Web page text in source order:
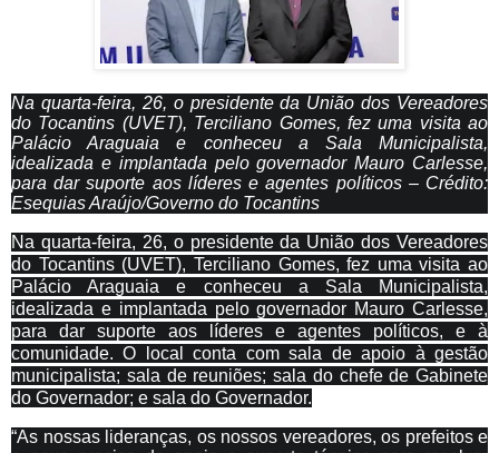
Na quarta-feira, 26, o presidente da União dos Vereadores
do Tocantins (UVET), Terciliano Gomes, fez uma visita ao
Palácio Araguaia e conheceu a Sala Municipalista,
idealizada e implantada pelo governador Mauro Carlesse,
para dar suporte aos líderes e agentes políticos – Crédito:
Esequias Araújo/Governo do Tocantins
Na quarta-feira, 26, o presidente da União dos Vereadores
do Tocantins (UVET), Terciliano Gomes, fez uma visita ao
Palácio Araguaia e conheceu a Sala Municipalista,
idealizada e implantada pelo governador Mauro Carlesse,
para dar suporte aos líderes e agentes políticos, e à
comunidade. O local conta com sala de apoio à gestão
municipalista; sala de reuniões; sala do chefe de Gabinete
do Governador; e sala do Governador.
“As nossas lideranças, os nossos vereadores, os prefeitos e